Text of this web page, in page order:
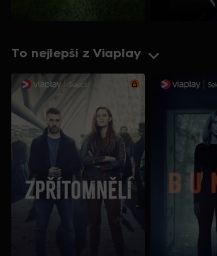
To nejlepší z Viaplay